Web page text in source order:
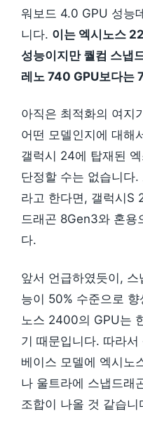
워보드 4.0 GPU 성능
니다. 이는 엑시노스
성능이지만 퀄컴 스냅
레노 740 GPU보다는
아직은 최적화의 여지
어떤 모델인지에 대해
갤럭시 24에 탑재된
단정할 수는 없습니다
라고 한다면, 갤럭시S
드래곤 8Gen3와 혼용
다.
앞서 언급하였듯이,
능이 50% 수준으로
노스 2400의 GPU는
기 때문입니다. 따라
베이스 모델에 엑시노
나 울트라에 스냅드래
조합이 나올 것 같습니